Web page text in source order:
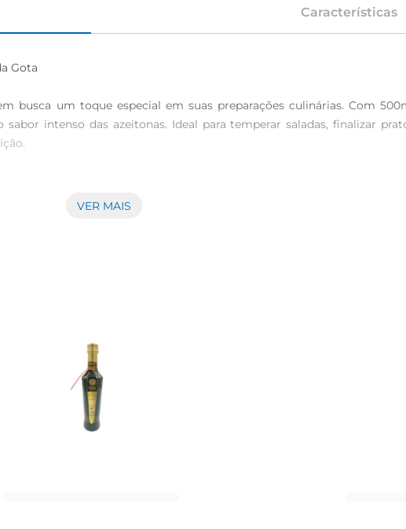
Características
Gota
busca um toque especial em suas preparações culinárias. Com
intenso das azeitonas. Ideal para temperar saladas, finalizar
dos paladares mais refinados. É uma opção saudável, rica
o sabor de legumes grelhados, carnes, peixes ou até mesmo em
VER MAIS